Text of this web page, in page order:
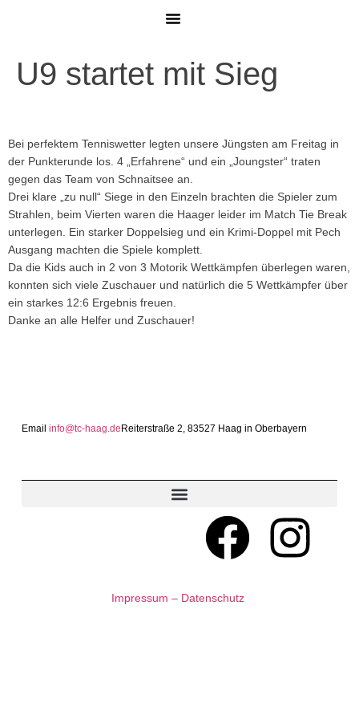
U9 startet mit Sieg
Bei perfektem Tenniswetter legten unsere Jüngsten am Freitag in
der Punkterunde los. 4 „Erfahrene“ und ein „Joungster“ traten
gegen das Team von Schnaitsee an.
Drei klare „zu null“ Siege in den Einzeln brachten die Spieler zum
Strahlen, beim Vierten waren die Haager leider im Match Tie Break
unterlegen. Ein starker Doppelsieg und ein Krimi-Doppel mit Pech
Ausgang machten die Spiele komplett.
Da die Kids auch in 2 von 3 Motorik Wettkämpfen überlegen waren,
konnten sich viele Zuschauer und natürlich die 5 Wettkämpfer über
ein starkes 12:6 Ergebnis freuen.
Danke an alle Helfer und Zuschauer!
Email info@tc-haag.de Reiterstraße 2, 83527 Haag in Oberbayern
Impressum – Datenschutz